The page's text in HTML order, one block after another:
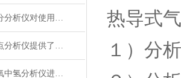
氯化氢微量水分分析仪对使用环境的要求您知道吗？
压缩空气水露点分析仪提供了有效的测试方法
不知道如何对氧中氢分析仪进行维护保养？进来看
热导式
１）分